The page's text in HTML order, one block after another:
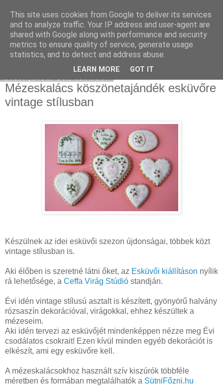
Moha Konyha
Mézeskalács köszönetajándék esküvőre
vintage stílusban
Készülnek az idei esküvői szezon újdonságai, többek közt
vintage stílusban is.
Aki élőben is szeretné látni őket, az Esküvői kiállításon nyílik
rá lehetősége, a Ceffa Virág Stúdió standján.
Évi idén vintage stílusú asztalt is készített, gyönyörű halvány
rózsaszín dekorációval, virágokkal, ehhez készültek a
mézeseim.
Aki idén tervezi az esküvőjét mindenképpen nézze meg Évi
csodálatos csokrait! Ezen kívül minden egyéb dekorációt is
elkészít, ami egy esküvőre kell.
A mézeskalácsokhoz használt szív kiszúrók többféle
méretben és formában megtalálhatók a SütniFőzni.hu
This site uses cookies from Google to deliver its services
and to analyze traffic. Your IP address and user-agent are
shared with Google along with performance and security
metrics to ensure quality of service, generate usage
statistics, and to detect and address abuse.
LEARN MORE GOT IT